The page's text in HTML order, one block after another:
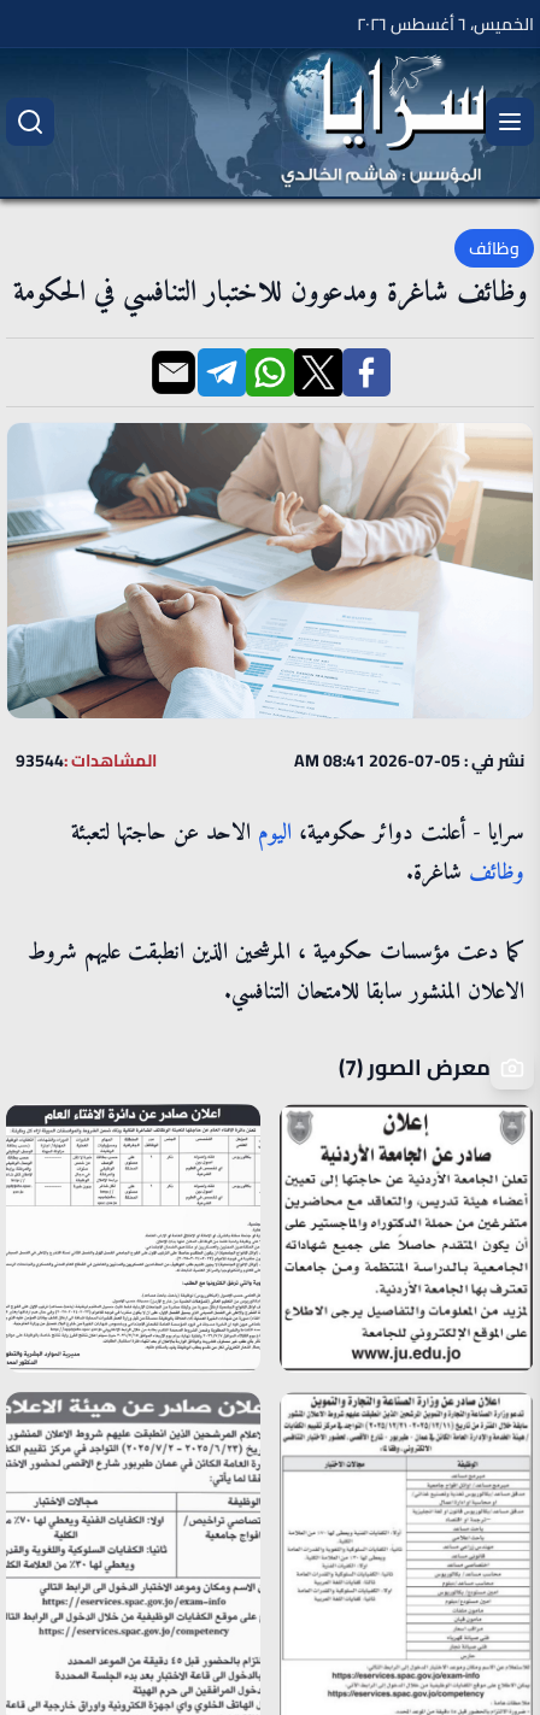
الخميس، ٦ أغسطس ٢٠٢٦
وظائف
وظائف شاغرة ومدعوون للاختبار التنافسي في الحكومة
نشر في : 05-07-2026 08:41 AM المشاهدات :93544
سرايا - أعلنت دوائر حكومية، اليوم الاحد عن حاجتها لتعبئة
وظائف شاغرة.
كما دعت مؤسسات حكومية ، المرشحين الذين انطبقت عليهم شروط
الاعلان المنشور سابقا للامتحان التنافسي.
معرض الصور (7)